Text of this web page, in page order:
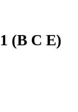
(B C E)